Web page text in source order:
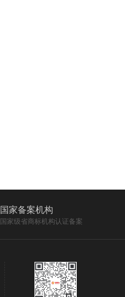
国家备案机构
国家级省商标机构认证备案